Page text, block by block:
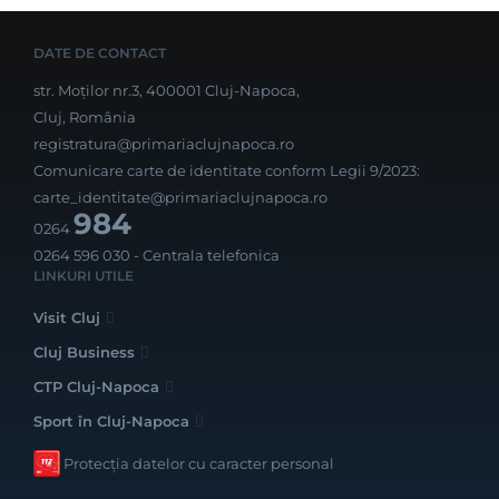
DATE DE CONTACT
str. Moților nr.3, 400001 Cluj-Napoca,
Cluj, România
registratura@primariaclujnapoca.ro
Comunicare carte de identitate conform Legii 9/2023:
carte_identitate@primariaclujnapoca.ro
0264984
0264 596 030 - Centrala telefonica
LINKURI UTILE
Visit Cluj
Cluj Business
CTP Cluj-Napoca
Sport în Cluj-Napoca
Protecția datelor cu caracter personal